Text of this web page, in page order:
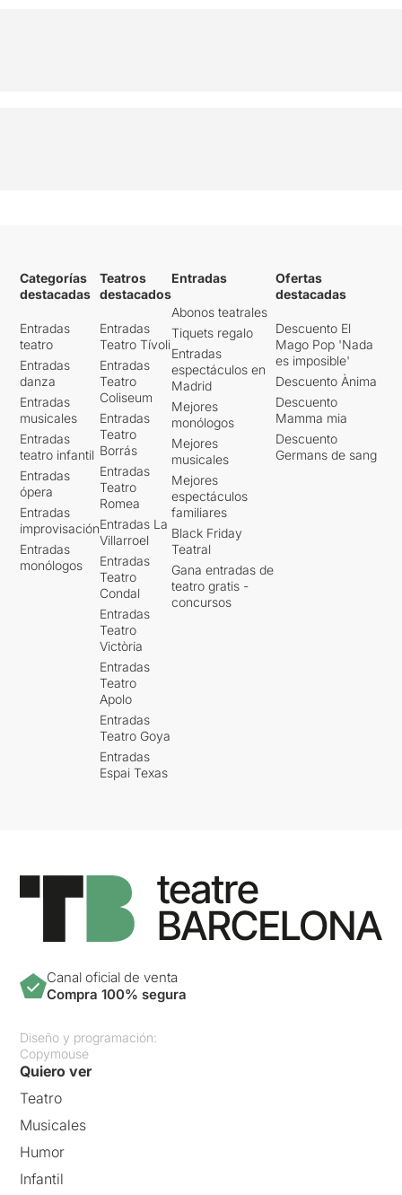
Categorías
destacadas
Entradas
teatro
Entradas
danza
Entradas
musicales
Entradas
teatro infantil
Entradas
ópera
Entradas
improvisación
Entradas
monólogos
Teatros
destacados
Entradas
Teatro Tívoli
Entradas
Teatro
Coliseum
Entradas
Teatro
Borrás
Entradas
Teatro
Romea
Entradas La
Villarroel
Entradas
Teatro
Condal
Entradas
Teatro
Victòria
Entradas
Teatro
Apolo
Entradas
Teatro Goya
Entradas
Espai Texas
Entradas
Abonos teatrales
Tiquets regalo
Entradas
espectáculos en
Madrid
Mejores
monólogos
Mejores
musicales
Mejores
espectáculos
familiares
Black Friday
Teatral
Gana entradas de
teatro gratis -
concursos
Ofertas
destacadas
Descuento El
Mago Pop 'Nada
es imposible'
Descuento Ànima
Descuento
Mamma mia
Descuento
Germans de sang
Canal oficial de venta
Compra 100% segura
Diseño y programación:
Copymouse
Quiero ver
Teatro
Musicales
Humor
Infantil